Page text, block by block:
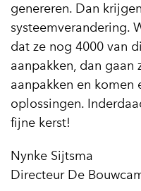
genereren. Dan
systeemverandering.
dat ze nog 4000 van
aanpakken, dan gaan
aanpakken en komen
oplossingen.
fijne kerst!
Nynke Sijtsma
Directeur De